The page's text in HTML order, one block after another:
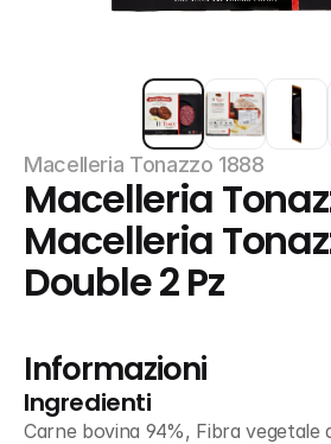
Macelleria Tonazzo 1888
Macelleria
Macelleria
Double 2 Pz
Informazioni
Ingredienti
Carne bovina 94%, Fibra vegetale